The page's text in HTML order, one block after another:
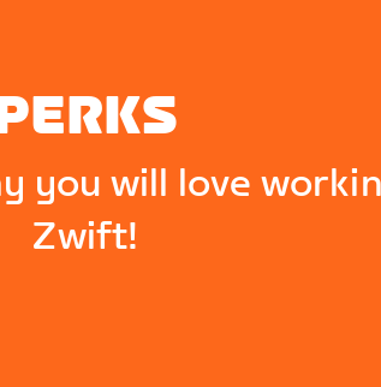
you will love
Zwift!